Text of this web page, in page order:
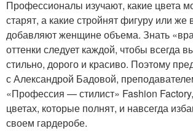
Профессионалы изучают, какие цвета
старят, а какие стройнят фигуру или же
добавляют женщине объема. Знать
оттенки следует каждой, чтобы всегда
стильно, дорого и красиво. Поэтому
с Александрой Бадовой,
«Профессия — стилист» Fashion
цветах, которые полнят, и навсегда
своем гардеробе.